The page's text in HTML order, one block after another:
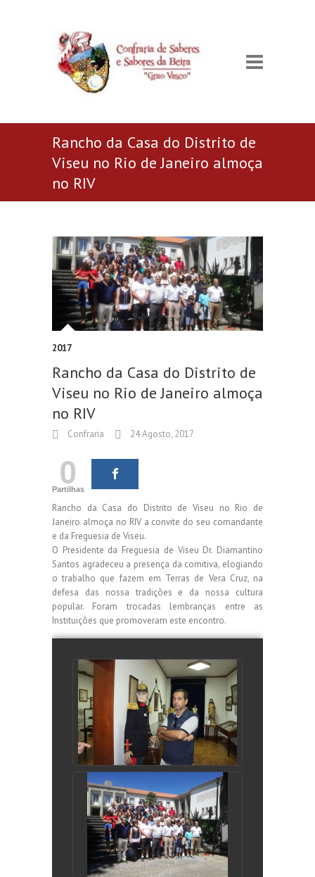
Rancho da Casa do Distrito de
Viseu no Rio de Janeiro almoça
no RIV
2017
Rancho da Casa do Distrito de
Viseu no Rio de Janeiro almoça
no RIV
Confraria 24 Agosto, 2017
0
Partilhas
Rancho da Casa do Distrito de Viseu no Rio de
Janeiro almoça no RIV a convite do seu comandante
e da Freguesia de Viseu.
O Presidente da Freguesia de Viseu Dr. Diamantino
Santos agradeceu a presença da comitiva, elogiando
o trabalho que fazem em Terras de Vera Cruz, na
defesa das nossa tradições e da nossa cultura
popular. Foram trocadas lembranças entre as
Instituições que promoveram este encontro.